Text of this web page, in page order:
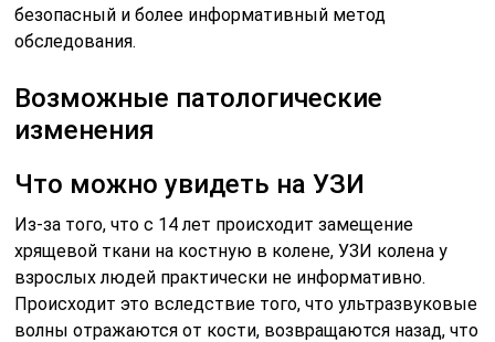
безопасный и более информативный метод
обследования.
Возможные патологические
изменения
Что можно увидеть на УЗИ
Из-за того, что с 14 лет происходит замещение
хрящевой ткани на костную в колене, УЗИ колена у
взрослых людей практически не информативно.
Происходит это вследствие того, что ультразвуковые
волны отражаются от кости, возвращаются назад, что